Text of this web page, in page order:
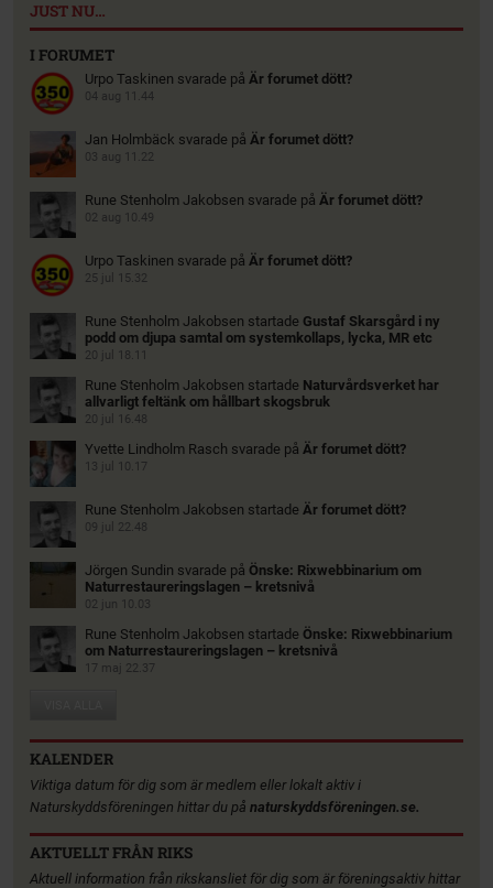
JUST NU…
I FORUMET
Urpo Taskinen svarade på Är forumet dött?
04 aug 11.44
Jan Holmbäck svarade på Är forumet dött?
03 aug 11.22
Rune Stenholm Jakobsen svarade på Är forumet dött?
02 aug 10.49
Urpo Taskinen svarade på Är forumet dött?
25 jul 15.32
Rune Stenholm Jakobsen startade Gustaf Skarsgård i ny
podd om djupa samtal om systemkollaps, lycka, MR etc
20 jul 18.11
Rune Stenholm Jakobsen startade Naturvårdsverket har
allvarligt feltänk om hållbart skogsbruk
20 jul 16.48
Yvette Lindholm Rasch svarade på Är forumet dött?
13 jul 10.17
Rune Stenholm Jakobsen startade Är forumet dött?
09 jul 22.48
Jörgen Sundin svarade på Önske: Rixwebbinarium om
Naturrestaureringslagen – kretsnivå
02 jun 10.03
Rune Stenholm Jakobsen startade Önske: Rixwebbinarium
om Naturrestaureringslagen – kretsnivå
17 maj 22.37
KALENDER
Viktiga datum för dig som är medlem eller lokalt aktiv i
Naturskyddsföreningen hittar du pånaturskyddsföreningen.se.
AKTUELLT FRÅN RIKS
Aktuell information från rikskansliet för dig som är föreningsaktiv hittar